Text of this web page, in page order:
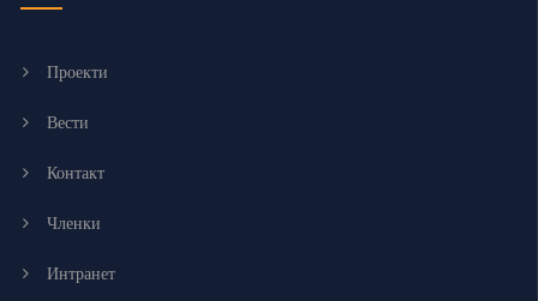
Проекти
Вести
Контакт
Членки
Интранет